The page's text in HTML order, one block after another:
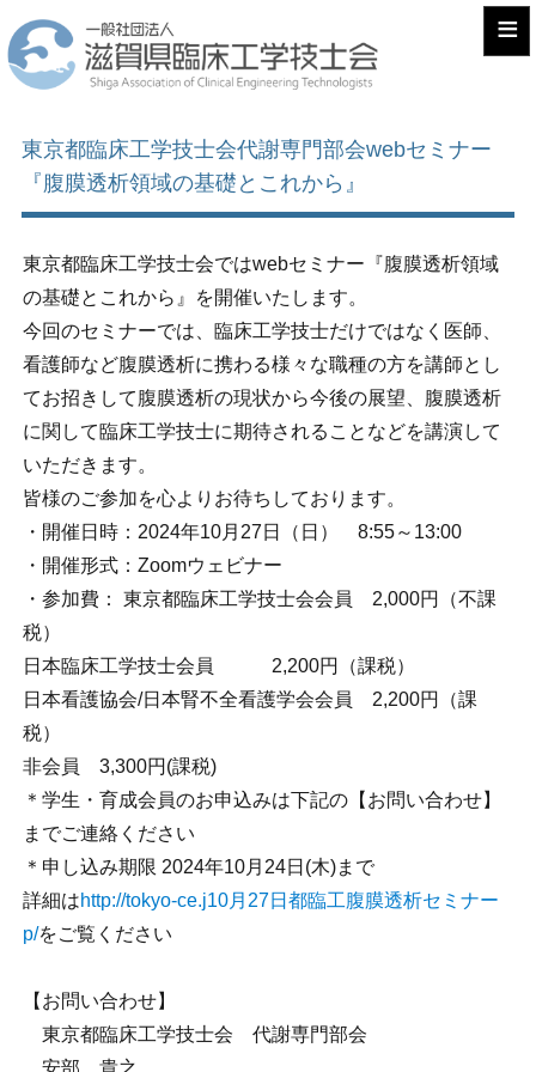
≡
東京都臨床工学技士会代謝専門部会webセミナー
『腹膜透析領域の基礎とこれから』
東京都臨床工学技士会ではwebセミナー『腹膜透析領域
の基礎とこれから』を開催いたします。
今回のセミナーでは、臨床工学技士だけではなく医師、
看護師など腹膜透析に携わる様々な職種の方を講師とし
てお招きして腹膜透析の現状から今後の展望、腹膜透析
に関して臨床工学技士に期待されることなどを講演して
いただきます。
皆様のご参加を心よりお待ちしております。
・開催日時：2024年10月27日（日） 8:55～13:00
・開催形式：Zoomウェビナー
・参加費： 東京都臨床工学技士会会員 2,000円（不課
税）
日本臨床工学技士会員 2,200円（課税）
日本看護協会/日本腎不全看護学会会員 2,200円（課
税）
非会員 3,300円(課税)
＊学生・育成会員のお申込みは下記の【お問い合わせ】
までご連絡ください
＊申し込み期限 2024年10月24日(木)まで
詳細はhttp://tokyo-ce.j10月27日都臨工腹膜透析セミナー
p/をご覧ください
【お問い合わせ】
東京都臨床工学技士会 代謝専門部会
安部 貴之